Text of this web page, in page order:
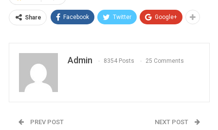
Share Facebook Twitter Google+
Admin 8354 Posts 25 Comments
PREV POST NEXT POST